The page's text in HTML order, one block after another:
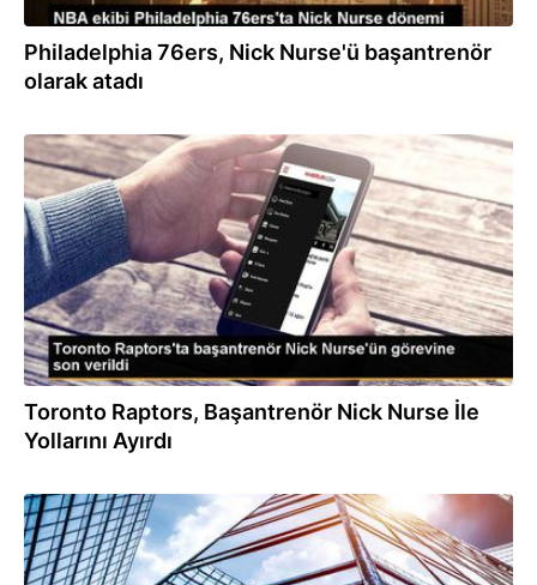
Philadelphia 76ers, Nick Nurse'ü başantrenör
olarak atadı
21.04.2023
Toronto Raptors, Başantrenör Nick Nurse İle
Yollarını Ayırdı
13.04.2023